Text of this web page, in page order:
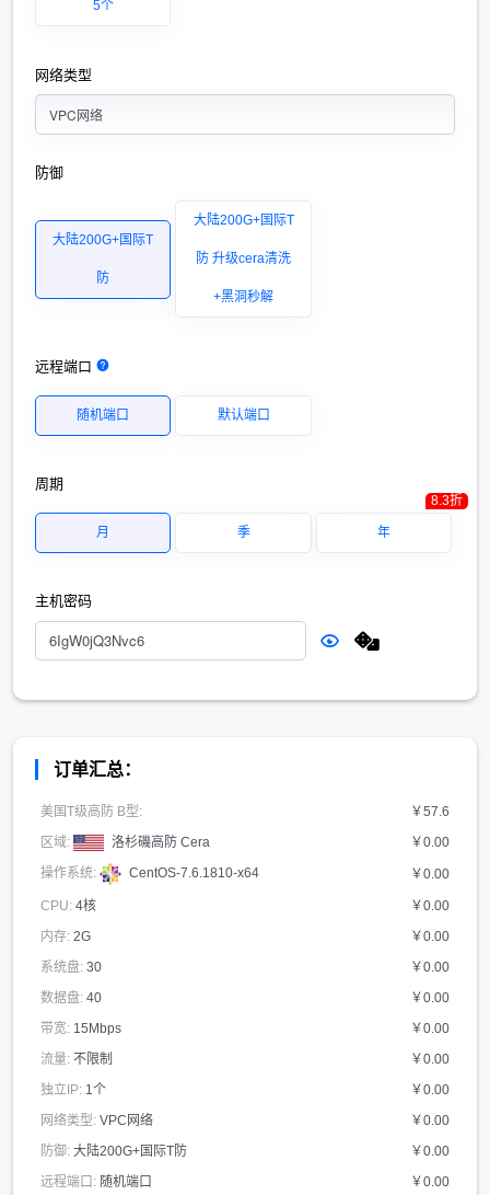
5个
网络类型
VPC网络
防御
大陆200G+国际T
防
大陆200G+国际T
防 升级cera清洗
+黑洞秒解
远程端口
随机端口 默认端口
周期
月 季 年
8.3折
主机密码
订单汇总：
美国T级高防 B型:
￥57.6
区域:
洛杉磯高防 Cera ￥0.00
操作系统: CentOS-7.6.1810-x64 ￥0.00
CPU: 4核
￥0.00
内存: 2G
￥0.00
系统盘: 30
￥0.00
数据盘: 40
￥0.00
带宽: 15Mbps
￥0.00
流量: 不限制
￥0.00
独立IP: 1个
￥0.00
网络类型: VPC网络
￥0.00
防御: 大陆200G+国际T防
￥0.00
远程端口: 随机端口 ￥0.00